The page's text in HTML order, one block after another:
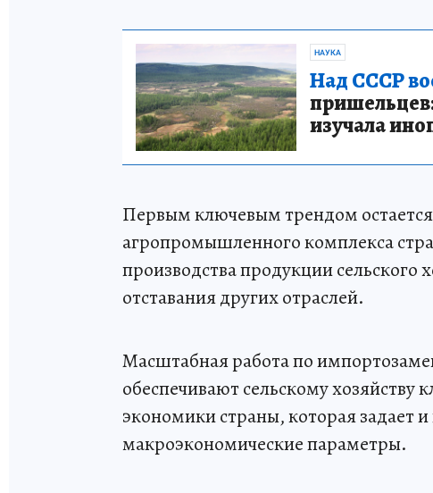
НАУКА
Над СССР
пришельцев:
изучала
Первым ключевым трендом
агропромышленного комплекса
производства продукции сельского
отставания других отраслей.
Масштабная работа по
обеспечивают сельскому хозяйству
экономики страны, которая задает
макроэкономические параметры.